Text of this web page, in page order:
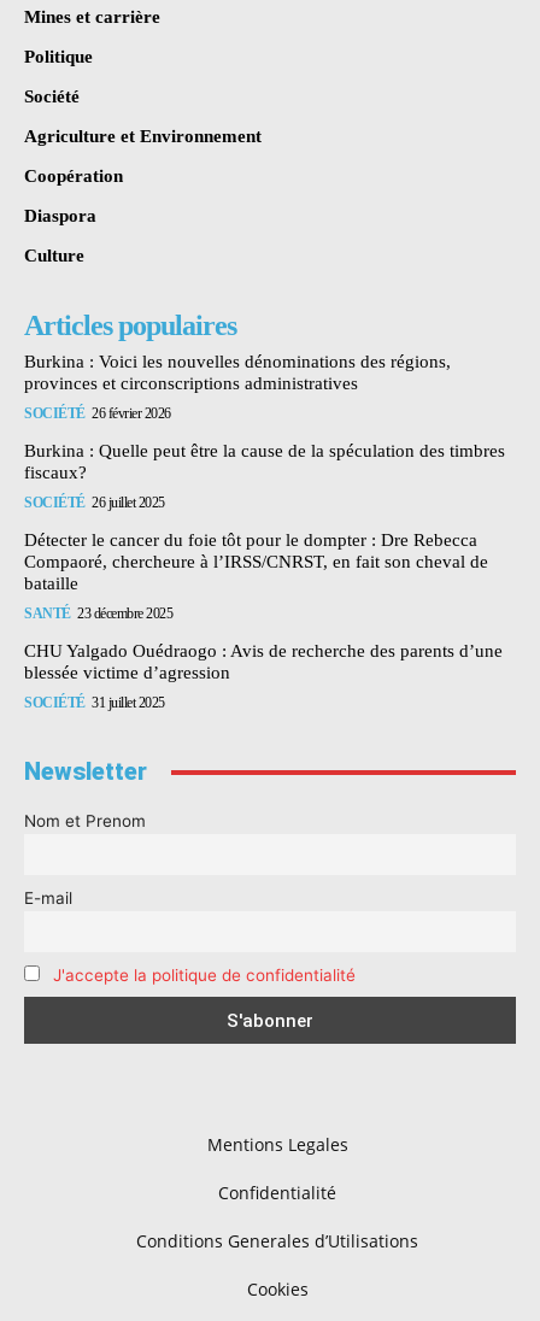
Mines et carrière
Politique
Société
Agriculture et Environnement
Coopération
Diaspora
Culture
Articles populaires
Burkina : Voici les nouvelles dénominations des régions,
provinces et circonscriptions administratives
SOCIÉTÉ 26 février 2026
Burkina : Quelle peut être la cause de la spéculation des timbres
fiscaux?
SOCIÉTÉ 26 juillet 2025
Détecter le cancer du foie tôt pour le dompter : Dre Rebecca
Compaoré, chercheure à l’IRSS/CNRST, en fait son cheval de
bataille
SANTÉ 23 décembre 2025
CHU Yalgado Ouédraogo : Avis de recherche des parents d’une
blessée victime d’agression
SOCIÉTÉ 31 juillet 2025
Newsletter
Nom et Prenom
E-mail
J'accepte la politique de confidentialité
Mentions Legales
Confidentialité
Conditions Generales d’Utilisations
Cookies